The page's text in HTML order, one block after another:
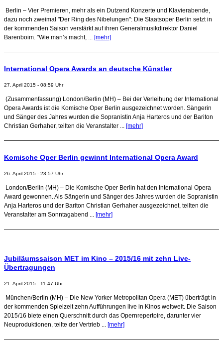
Berlin – Vier Premieren, mehr als ein Dutzend Konzerte und Klavierabende,
dazu noch zweimal "Der Ring des Nibelungen": Die Staatsoper Berlin setzt in
der kommenden Saison verstärkt auf ihren Generalmusikdirektor Daniel
Barenboim. "Wie man’s macht, ... [mehr]
International Opera Awards an deutsche Künstler
27. April 2015 - 08:59 Uhr
(Zusammenfassung) London/Berlin (MH) – Bei der Verleihung der International
Opera Awards ist die Komische Oper Berlin ausgezeichnet worden. Sängerin
und Sänger des Jahres wurden die Sopranistin Anja Harteros und der Bariton
Christian Gerhaher, teilten die Veranstalter ... [mehr]
Komische Oper Berlin gewinnt International Opera Award
26. April 2015 - 23:57 Uhr
London/Berlin (MH) – Die Komische Oper Berlin hat den International Opera
Award gewonnen. Als Sängerin und Sänger des Jahres wurden die Sopranistin
Anja Harteros und der Bariton Christian Gerhaher ausgezeichnet, teilten die
Veranstalter am Sonntagabend ... [mehr]
Jubiläumssaison MET im Kino – 2015/16 mit zehn Live-
Übertragungen
21. April 2015 - 11:47 Uhr
München/Berlin (MH) – Die New Yorker Metropolitan Opera (MET) überträgt in
der kommenden Spielzeit zehn Aufführungen live in Kinos weltweit. Die Saison
2015/16 biete einen Querschnitt durch das Opernrepertoire, darunter vier
Neuproduktionen, teilte der Vertrieb ... [mehr]